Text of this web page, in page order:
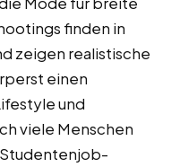
finden in
zeigen realistische
einen
und
viele Menschen